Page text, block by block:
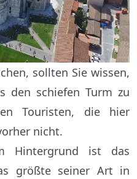
sollten Sie wissen,
den schiefen Turm zu
Touristen, die hier
nicht.
Hintergrund ist das
größte seiner Art in